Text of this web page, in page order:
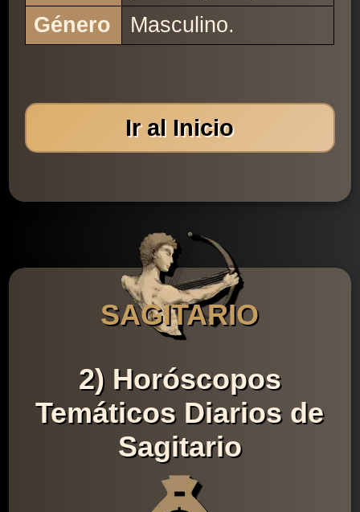
Género
Masculino.
Ir al Inicio
SAGITARIO
2) Horóscopos
Temáticos Diarios de
Sagitario